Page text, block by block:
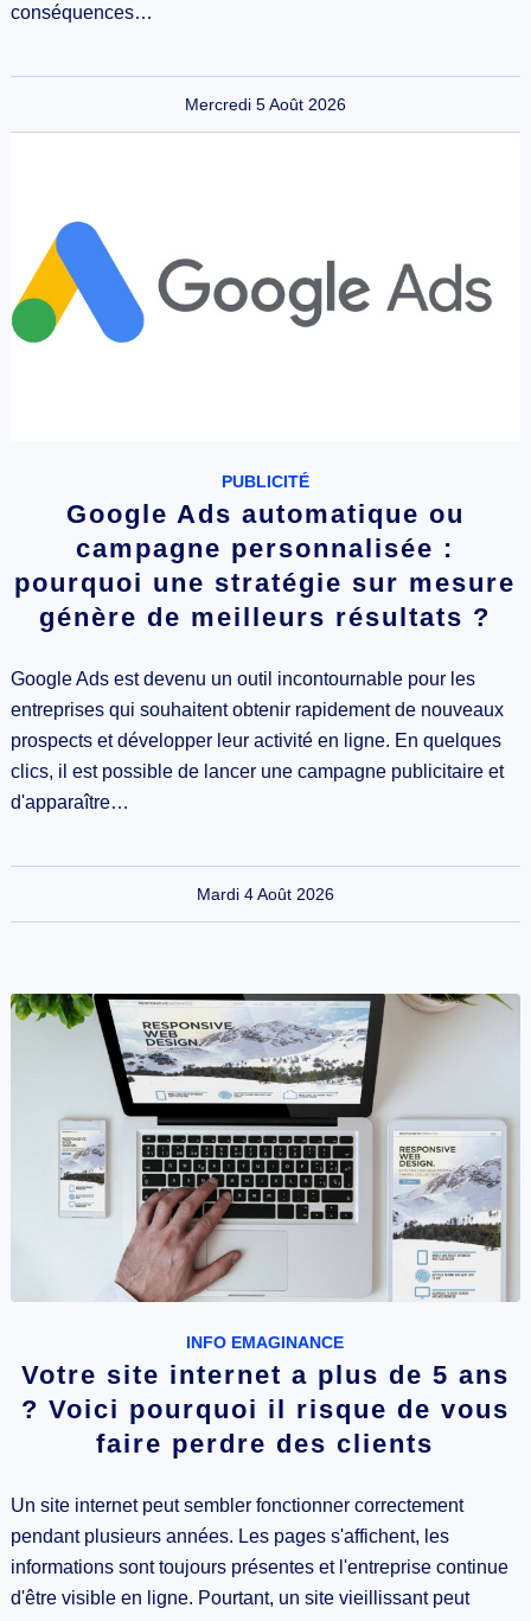
conséquences…
Mercredi 5 Août 2026
PUBLICITÉ
Google Ads automatique ou
campagne personnalisée :
pourquoi une stratégie sur mesure
génère de meilleurs résultats ?
Google Ads est devenu un outil incontournable pour les
entreprises qui souhaitent obtenir rapidement de nouveaux
prospects et développer leur activité en ligne. En quelques
clics, il est possible de lancer une campagne publicitaire et
d'apparaître…
Mardi 4 Août 2026
INFO EMAGINANCE
Votre site internet a plus de 5 ans
? Voici pourquoi il risque de vous
faire perdre des clients
Un site internet peut sembler fonctionner correctement
pendant plusieurs années. Les pages s'affichent, les
informations sont toujours présentes et l'entreprise continue
d'être visible en ligne. Pourtant, un site vieillissant peut